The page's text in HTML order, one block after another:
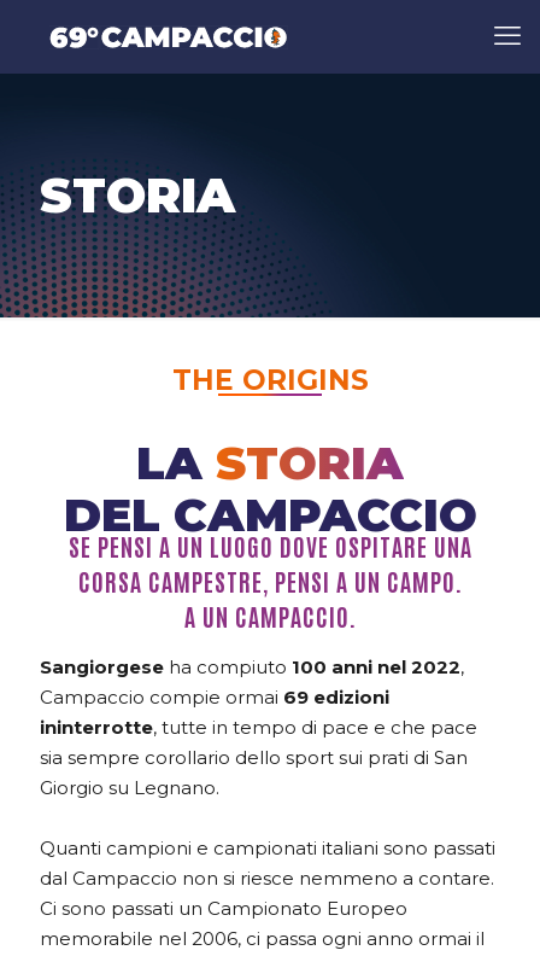
STORIA
THE ORIGINS
LA STORIA
DEL CAMPACCIO
SE PENSI A UN LUOGO DOVE OSPITARE UNA
CORSA CAMPESTRE, PENSI A UN CAMPO.
A UN CAMPACCIO.
Sangiorgese ha compiuto 100 anni nel 2022,
Campaccio compie ormai 69 edizioni
ininterrotte, tutte in tempo di pace e che pace
sia sempre corollario dello sport sui prati di San
Giorgio su Legnano.
Quanti campioni e campionati italiani sono passati
dal Campaccio non si riesce nemmeno a contare.
Ci sono passati un Campionato Europeo
memorabile nel 2006, ci passa ogni anno ormai il